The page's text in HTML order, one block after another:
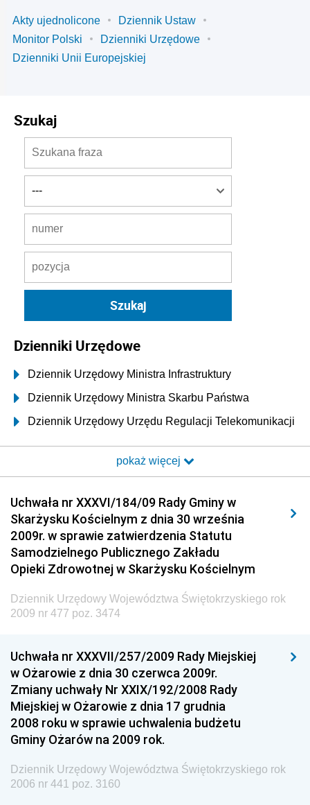
Akty ujednolicone
Dziennik Ustaw
Monitor Polski
Dzienniki Urzędowe
Dzienniki Unii Europejskiej
Szukaj
Dzienniki Urzędowe
Dziennik Urzędowy Ministra Infrastruktury
Dziennik Urzędowy Ministra Skarbu Państwa
Dziennik Urzędowy Urzędu Regulacji Telekomunikacji
Dziennik Urzędowy Ministra Transportu i Budownictwa
Elektronicznej
Dziennik Urzędowy Ministra Spraw Wewnętrznych i
Administracji
Dziennik Urzędowy Ministra Transportu
Dziennik Urzędowy Ministra Budownictwa
Dziennik Urzędowy Ministra Nauki i Szkolnictwa
Dziennik Urzędowy Głównego Urzędu Miar
Dziennik Urzędowy Ministra Rolnictwa i Rozwoju Wsi
Dziennik Urzędowy Ministra Edukacji Narodowej i
Sportu
Dziennik Urzędowy Ministra Edukacji i Nauki
Dziennik Urzędowy Ministra Edukacji Narodowej
Dziennik Urzędowy Ministra Gospodarki Morskiej
pokaż więcej
Uchwała nr XXXVI/184/09 Rady Gminy w
Skarżysku Kościelnym z dnia 30 września
2009r. w sprawie zatwierdzenia Statutu
Samodzielnego Publicznego Zakładu
Opieki Zdrowotnej w Skarżysku Kościelnym
Dziennik Urzędowy Województwa Świętokrzyskiego rok
2009 nr 477 poz. 3474
Uchwała nr XXXVII/257/2009 Rady Miejskiej
w Ożarowie z dnia 30 czerwca 2009r.
Zmiany uchwały Nr XXIX/192/2008 Rady
Miejskiej w Ożarowie z dnia 17 grudnia
2008 roku w sprawie uchwalenia budżetu
Gminy Ożarów na 2009 rok.
Dziennik Urzędowy Województwa Świętokrzyskiego rok
2006 nr 441 poz. 3160